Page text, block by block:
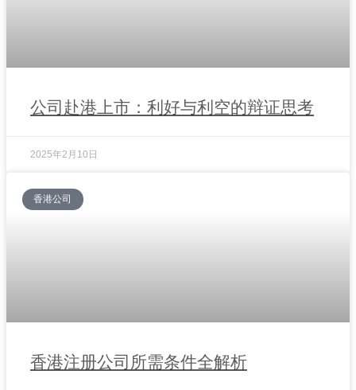
公司赴港上市：利好与利空的辩证思考
2025年2月10日
香港公司
香港注册公司所需条件全解析